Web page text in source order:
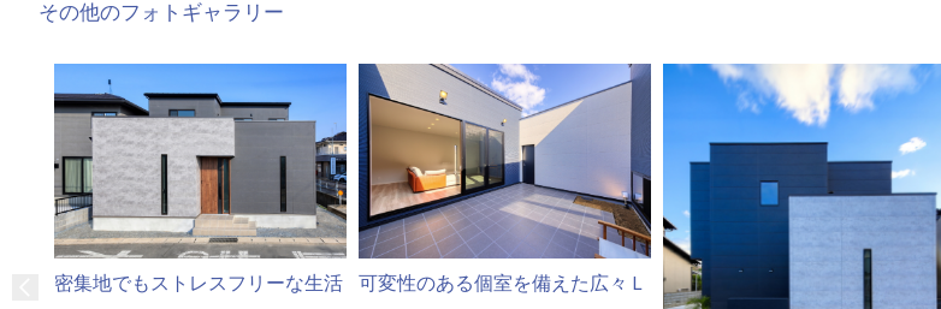
その他のフォトギャラリー
密集地でもストレスフリーな生活
可変性のある個室を備えた広々Ｌ